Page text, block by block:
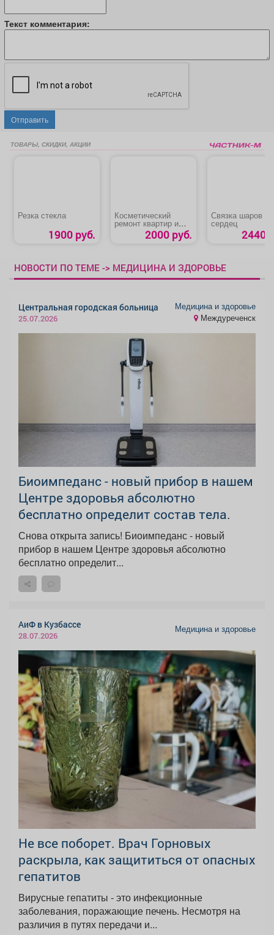
Текст комментария:
Отправить
ТОВАРЫ, СКИДКИ, АКЦИИ
Резка стекла
1900 руб.
Косметический
ремонт квартир и
офисов 2000 руб.
Связка шаров и
сердец
2440
НОВОСТИ ПО ТЕМЕ -> МЕДИЦИНА И ЗДОРОВЬЕ
Центральная городская больница
25.07.2026
Медицина и здоровье
Междуреченск
Биоимпеданс - новый прибор в нашем
Центре здоровья абсолютно
бесплатно определит состав тела.
Снова открыта запись! Биоимпеданс - новый
прибор в нашем Центре здоровья абсолютно
бесплатно определит...
АиФ в Кузбассе
28.07.2026
Медицина и здоровье
Не все поборет. Врач Горновых
раскрыла, как защититься от опасных
гепатитов
Вирусные гепатиты - это инфекционные
заболевания, поражающие печень. Несмотря на
различия в путях передачи и...